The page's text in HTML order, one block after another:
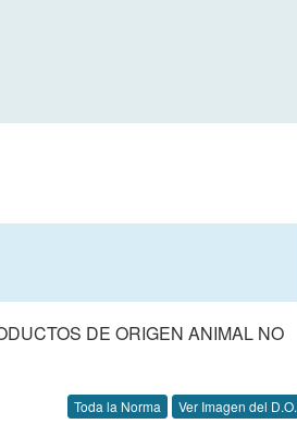
DE ORIGEN ANIMAL NO
Toda la Norma Ver Imagen del D.O.